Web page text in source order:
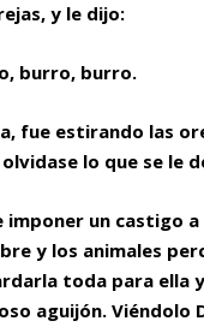
y le dijo:
burro, burro.
fue estirando las
lo que se le
imponer un castigo
y los animales
toda para ella
aguijón.